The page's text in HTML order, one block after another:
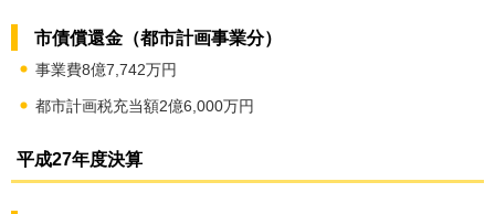
市債償還金（都市計画事業分）
事業費8億7,742万円
都市計画税充当額2億6,000万円
平成27年度決算